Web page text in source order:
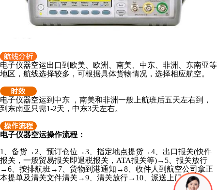
电子仪器空运出口到欧美 、欧洲、南美、中东、非洲、东南亚等
地区，航线选择较多，可根据具体货物情况，选择相应航空。
电子仪器空运到中东 ，南美和非洲一般上航班后五天左右到，
到东南亚只需1-2天，中东3天左右。
电子仪器空运操作流程：
1、备货→2、预订仓位→3、指定地点提货→4、出口报关(快件
报关，一般贸易报关即退税报关，ATA报关等)→5、报关放行
→6、按排航班→7、货物到港通知→8、收件人到航空公司拿正
本提单及清关文件清关→9、清关放行→10、派送上门